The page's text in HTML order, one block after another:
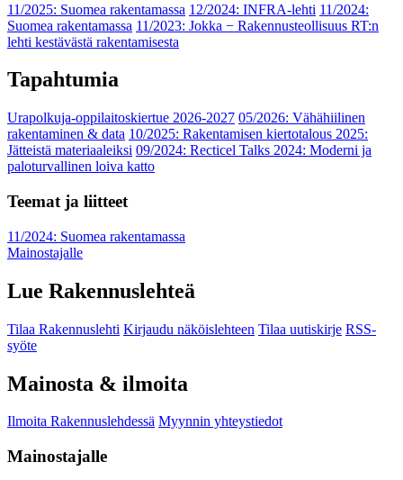
11/2025: Suomea rakentamassa 12/2024: INFRA-lehti 11/2024:
Suomea rakentamassa 11/2023: Jokka − Rakennusteollisuus RT:n
lehti kestävästä rakentamisesta
Tapahtumia
Urapolkuja-oppilaitoskiertue 2026-2027 05/2026: Vähähiilinen
rakentaminen & data 10/2025: Rakentamisen kiertotalous 2025:
Jätteistä materiaaleiksi 09/2024: Recticel Talks 2024: Moderni ja
paloturvallinen loiva katto
Teemat ja liitteet
11/2024: Suomea rakentamassa
Mainostajalle
Lue Rakennuslehteä
Tilaa Rakennuslehti Kirjaudu näköislehteen Tilaa uutiskirje RSS-
syöte
Mainosta & ilmoita
Ilmoita Rakennuslehdessä Myynnin yhteystiedot
Mainostajalle